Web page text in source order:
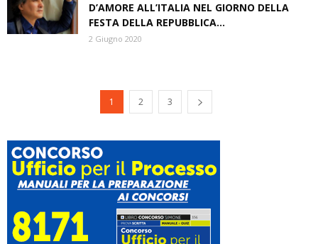
D’AMORE ALL’ITALIA NEL GIORNO DELLA
FESTA DELLA REPUBBLICA...
2 Giugno 2020
1 2 3